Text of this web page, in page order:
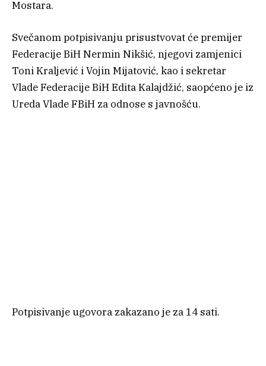
Mostara.
Svečanom potpisivanju prisustvovat će premijer
Federacije BiH Nermin Nikšić, njegovi zamjenici
Toni Kraljević i Vojin Mijatović, kao i sekretar
Vlade Federacije BiH Edita Kalajdžić, saopćeno je iz
Ureda Vlade FBiH za odnose s javnošću.
Potpisivanje ugovora zakazano je za 14 sati.